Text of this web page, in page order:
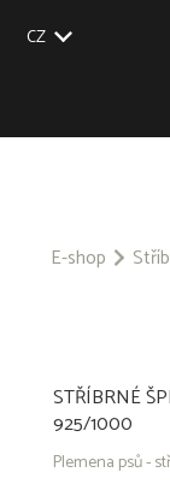
CZ
SK
E-shop
STŘÍBRNÉ
925/1000
Plemena psů -